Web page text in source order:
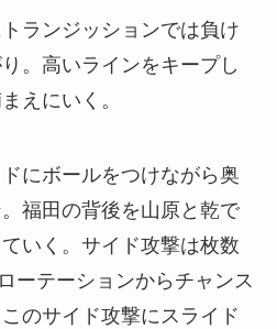
ランジッションでは負け
。高いラインをキープし
えにいく。
にボールをつけながら奥
福田の背後を山原と乾で
いく。サイド攻撃は枚数
ーテーションからチャンス
のサイド攻撃にスライド